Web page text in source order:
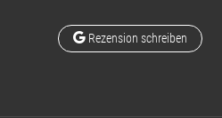
Rezension schreiben